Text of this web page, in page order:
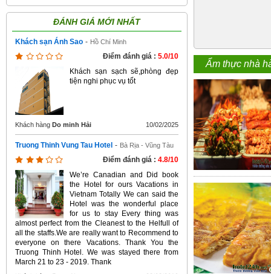
ĐÁNH GIÁ MỚI NHẤT
Khách sạn Ánh Sao - Hồ Chí Minh
Điểm đánh giá : 5.0/10
Khách sạn sạch sẽ,phòng đẹp
tiện nghi phục vụ tốt
Khách hàng Do minh Hải 10/02/2025
Truong Thinh Vung Tau Hotel - Bà Rịa - Vũng Tàu
Điểm đánh giá : 4.8/10
We’re Canadian and Did book
the Hotel for ours Vacations in
Vietnam Totally We can said the
Hotel was the wonderful place
for us to stay Every thing was
almost perfect from the Cleanest to the Helfull of
all the staffs.We are really want to Recommend to
everyone on there Vacations. Thank You the
Truong Thinh Hotel. We was stayed there from
March 21 to 23 - 2019. Thank
Ẩm thực nhà